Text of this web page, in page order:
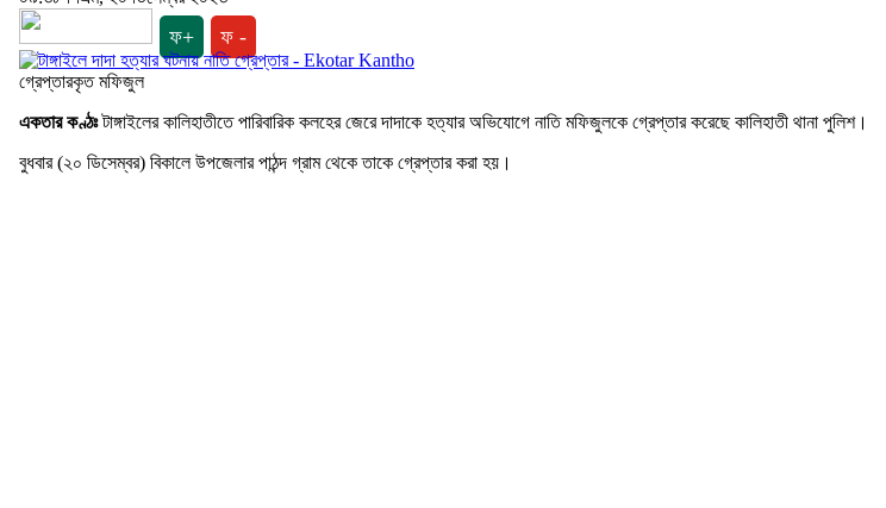
ফ+ ফ -
গ্রেপ্তারকৃত মফিজুল
একতার কণ্ঠঃটাঙ্গাইলের কালিহাতীতে পারিবারিক কলহের জেরে দাদাকে হত্যার অভিযোগে নাতি মফিজুলকে গ্রেপ্তার করেছে কালিহাতী থানা পুলিশ।
বুধবার (২০ ডিসেম্বর) বিকালে উপজেলার পাঠন্দ গ্রাম থেকে তাকে গ্রেপ্তার করা হয়।